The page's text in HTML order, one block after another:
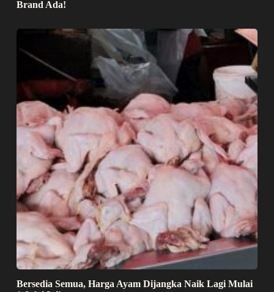
Brand Ada!
Bersedia Semua, Harga Ayam Dijangka Naik Lagi Mulai